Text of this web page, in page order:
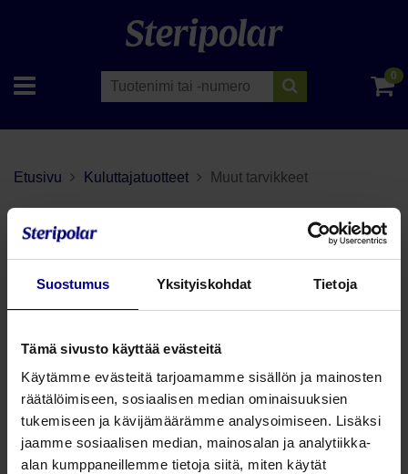
Suostumus Yksityiskohdat Tietoja
Tämä sivusto käyttää evästeitä
Käytämme evästeitä tarjoamamme sisällön ja mainosten
räätälöimiseen, sosiaalisen median ominaisuuksien
tukemiseen ja kävijämäärämme analysoimiseen. Lisäksi
jaamme sosiaalisen median, mainosalan ja analytiikka-
alan kumppaneillemme tietoja siitä, miten käytät
0
Etusivu Kuluttajatuotteet Muut tarvikkeet
Muut tarvikkeet
Tuotteet
Lajittele